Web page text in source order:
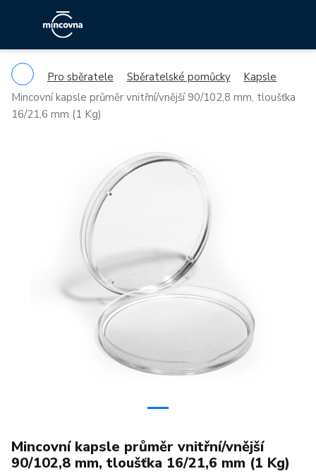
Pro sběratele Sběratelské pomůcky
Kapsle
Mincovní kapsle průměr vnitřní/vnější 90/102,8 mm, tloušťka
16/21,6 mm (1 Kg)
Mincovní kapsle průměr vnitřní/vnější
90/102,8 mm, tloušťka 16/21,6 mm (1 Kg)